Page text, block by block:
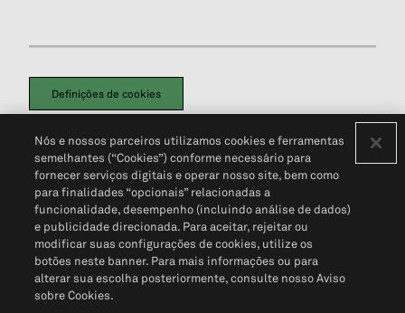
Definições de cookies
Política de PrivacidadePortal de privacidade do cliente (em inglês)
Não Venda Minhas Informações Pessoais© 2026 S&P Global
Nós e nossos parceiros utilizamos cookies e ferramentas
semelhantes (“Cookies”) conforme necessário para
fornecer serviços digitais e operar nosso site, bem como
para finalidades “opcionais” relacionadas a
funcionalidade, desempenho (incluindo análise de dados)
e publicidade direcionada. Para aceitar, rejeitar ou
modificar suas configurações de cookies, utilize os
botões neste banner. Para mais informações ou para
alterar sua escolha posteriormente, consulte nosso Aviso
sobre Cookies.